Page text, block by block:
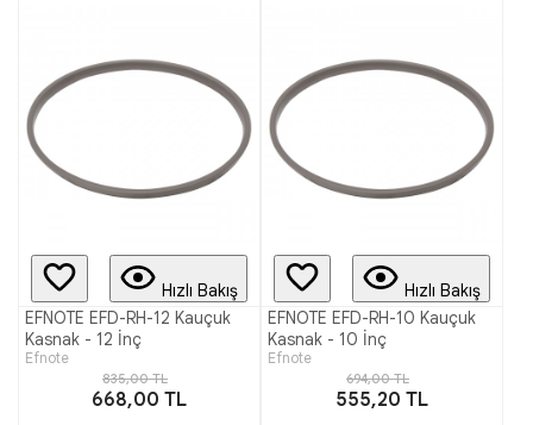
Hızlı Bakış
EFNOTE EFD-RH-12 Kauçuk
Kasnak - 12 İnç
Efnote
835,00 TL
668,00 TL
Hızlı Bakış
EFNOTE EFD-RH-10 Kauçuk
Kasnak - 10 İnç
Efnote
694,00 TL
555,20 TL